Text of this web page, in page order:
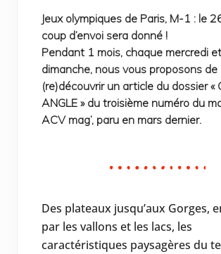
Jeux olympiques de Paris, M-1 : le
coup d’envoi sera donné !
Pendant 1 mois, chaque mercredi
dimanche, nous vous proposons de
(re)découvrir un article du dossier «
ANGLE » du troisième numéro du
ACV mag’, paru en mars dernier.
Des plateaux jusqu’aux Gorges,
par les vallons et les lacs, les
caractéristiques paysagères du